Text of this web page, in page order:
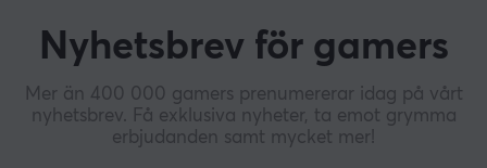
Nyhetsbrev för gamers
Mer än 400 000 gamers prenumererar idag på vårt
nyhetsbrev. Få exklusiva nyheter, ta emot grymma
erbjudanden samt mycket mer!